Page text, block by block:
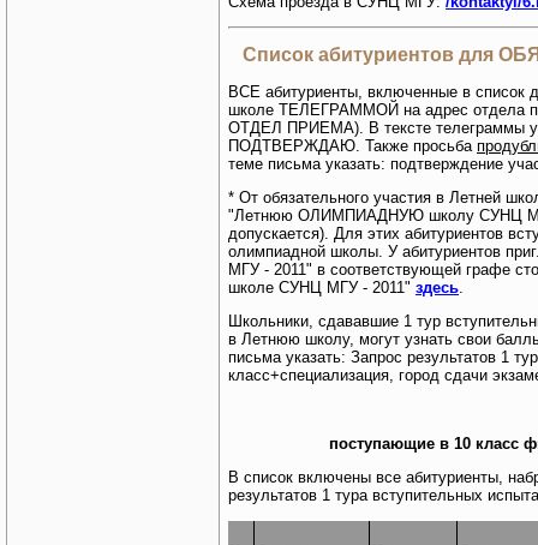
Список абитуриентов для
ВСЕ абитуриенты, включенные в список
школе ТЕЛЕГРАММОЙ на адрес отдела
ОТДЕЛ ПРИЕМА). В тексте
ПОДТВЕРЖДАЮ. Также просьба
теме письма указать: подтверждение
* От обязательного участия в Летней
"Летнюю ОЛИМПИАДНУЮ школу СУНЦ МГУ
допускается). Для этих абитуриентов
олимпиадной школы. У абитуриентов
МГУ - 2011" в соответствующей графе
школе СУНЦ МГУ - 2011" здесь.
Школьники, сдававшие 1 тур
в Летнюю школу, могут узнать свои
письма указать: Запрос результатов 1
класс+специализация, город сдачи
поступающие в 10 класс
В список включены все абитуриенты,
результатов 1 тура вступительных